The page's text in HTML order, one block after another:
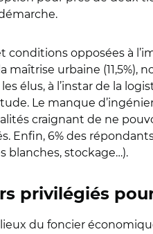
conditions opposées à
maîtrise urbaine
élus, à l’instar de la
Le manque
craignant de ne
Enfin, 6% des
blanches, stockage…).
privilégiés
du foncier